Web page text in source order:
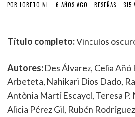
POR LORETO ML 6 AÑOS AGO RESEÑAS 315
Título completo:Vínculos
Autores: Des Álvarez, Celia Añó
Arbeteta, Nahikari Dios Dado,
Antònia Martí Escayol, Teresa P.
Alicia Pérez Gil, Rubén